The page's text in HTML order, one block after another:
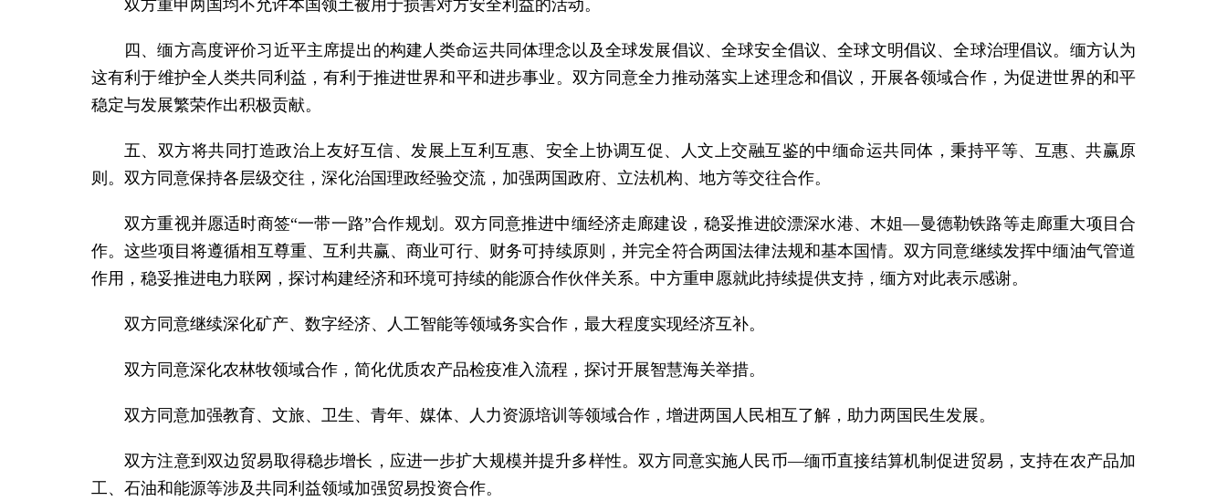
双方重申两国均不允许本国领土被用于损害对方安全利益的活动。
四、缅方高度评价习近平主席提出的构建人类命运共同体理念以及全球发展倡议、全球安全倡议、全球文明倡议、全球治理倡议。缅方认为
这有利于维护全人类共同利益，有利于推进世界和平和进步事业。双方同意全力推动落实上述理念和倡议，开展各领域合作，为促进世界的和平
稳定与发展繁荣作出积极贡献。
五、双方将共同打造政治上友好互信、发展上互利互惠、安全上协调互促、人文上交融互鉴的中缅命运共同体，秉持平等、互惠、共赢原
则。双方同意保持各层级交往，深化治国理政经验交流，加强两国政府、立法机构、地方等交往合作。
双方重视并愿适时商签“一带一路”合作规划。双方同意推进中缅经济走廊建设，稳妥推进皎漂深水港、木姐—曼德勒铁路等走廊重大项目合
作。这些项目将遵循相互尊重、互利共赢、商业可行、财务可持续原则，并完全符合两国法律法规和基本国情。双方同意继续发挥中缅油气管道
作用，稳妥推进电力联网，探讨构建经济和环境可持续的能源合作伙伴关系。中方重申愿就此持续提供支持，缅方对此表示感谢。
双方同意继续深化矿产、数字经济、人工智能等领域务实合作，最大程度实现经济互补。
双方同意深化农林牧领域合作，简化优质农产品检疫准入流程，探讨开展智慧海关举措。
双方同意加强教育、文旅、卫生、青年、媒体、人力资源培训等领域合作，增进两国人民相互了解，助力两国民生发展。
双方注意到双边贸易取得稳步增长，应进一步扩大规模并提升多样性。双方同意实施人民币—缅币直接结算机制促进贸易，支持在农产品加
工、石油和能源等涉及共同利益领域加强贸易投资合作。